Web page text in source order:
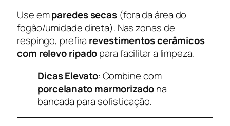
Use emparedes secas (fora da área do
fogão/umidade direta). Nas zonas de
respingo, prefira revestimentos cerâmicos
com relevo ripadopara facilitar a limpeza.
Dicas Elevato: Combine com
porcelanato marmorizadona
bancada para sofisticação.